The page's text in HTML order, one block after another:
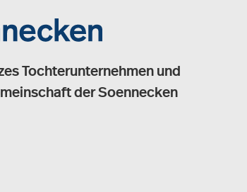
Tochterunternehmen und
der Soennecken